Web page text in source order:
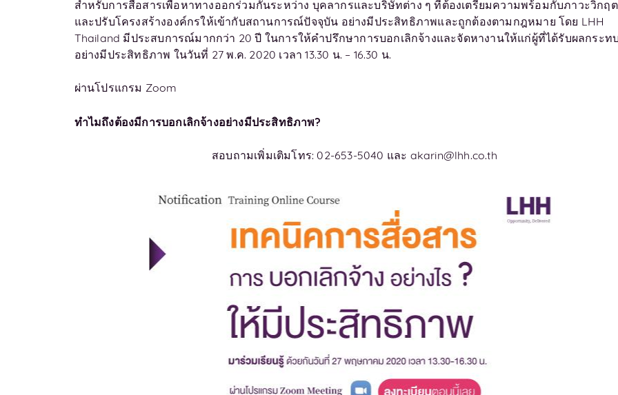
สำหรับการสื่อสารเพื่อหาทางออกร่วมกันระหว่าง บุคลากรและบริษัทต่าง ๆ ที่ต้องเตรียมความพร้อมกับภาวะวิกฤต
และปรับโครงสร้างองค์กรให้เข้ากับสถานการณ์ปัจจุบัน อย่างมีประสิทธิภาพและถูกต้องตามกฎหมาย โดย LHH
Thailand มีประสบการณ์มากกว่า 20 ปี ในการให้คำปรึกษาการบอกเลิกจ้างและจัดหางานให้แก่ผู้ที่ได้รับผลกระท
อย่างมีประสิทธิภาพ ในวันที่ 27 พ.ค. 2020 เวลา 13.30 น. – 16.30 น.
ผ่านโปรแกรม Zoom
ทำไมถึงต้องมีการบอกเลิกจ้างอย่างมีประสิทธิภาพ?
สอบถามเพิ่มเติมโทร: 02-653-5040 และ akarin@lhh.co.th